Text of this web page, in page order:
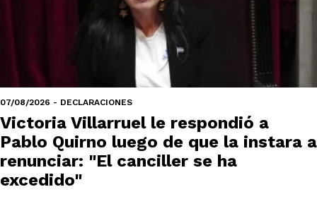
07/08/2026 - DECLARACIONES
Victoria Villarruel le respondió a
Pablo Quirno luego de que la instara a
renunciar: "El canciller se ha
excedido"